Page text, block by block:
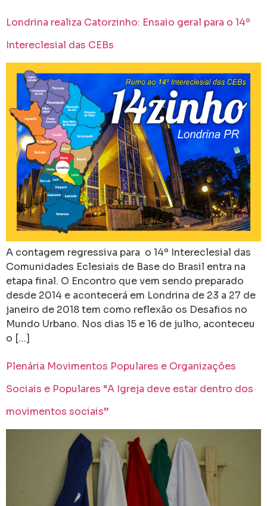
Londrina realiza Catorzinho: Ensaio geral para o 14º
Intereclesial das CEBs
A contagem regressiva para o 14º Intereclesial das
Comunidades Eclesiais de Base do Brasil entra na
etapa final. O Encontro que vem sendo preparado
desde 2014 e acontecerá em Londrina de 23 a 27 de
janeiro de 2018 tem como reflexão os Desafios no
Mundo Urbano. Nos dias 15 e 16 de julho, aconteceu
o […]
Plenária Movimentos Populares e Organizações
Sociais e Populares “A Igreja deve estar dentro dos
movimentos sociais”